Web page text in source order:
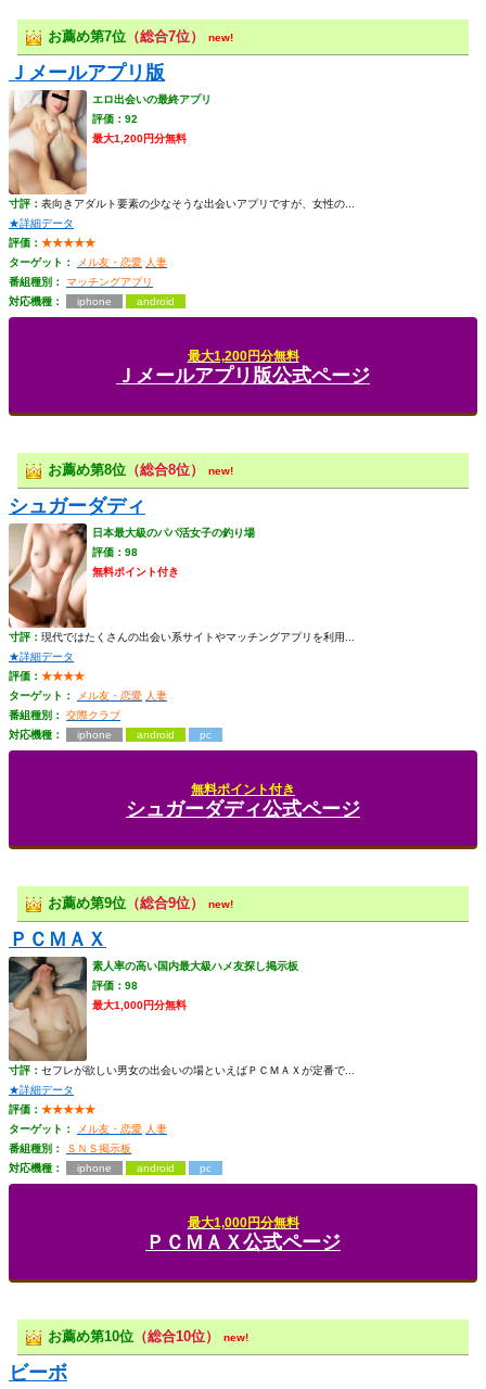
お薦め第7位 （総合7位） new!
Ｊメールアプリ版
エロ出会いの最終アプリ
評価：92
最大1,200円分無料
寸評： 表向きアダルト要素の少なそうな出会いアプリですが、女性の...
★詳細データ
評価： ★★★★★
ターゲット：
メル友・恋愛 人妻
番組種別：
マッチングアプリ
対応機種：
iphone android
最大1,200円分無料
Ｊメールアプリ版公式ページ
お薦め第8位 （総合8位） new!
シュガーダディ
日本最大級のパパ活女子の釣り場
評価：98
無料ポイント付き
寸評： 現代ではたくさんの出会い系サイトやマッチングアプリを利用...
★詳細データ
評価： ★★★★
ターゲット：
メル友・恋愛 人妻
番組種別：
交際クラブ
対応機種：
iphone android pc
無料ポイント付き
シュガーダディ公式ページ
お薦め第9位 （総合9位） new!
ＰＣＭＡＸ
素人率の高い国内最大級ハメ友探し掲示板
評価：98
最大1,000円分無料
寸評： セフレが欲しい男女の出会いの場といえばＰＣＭＡＸが定番で...
★詳細データ
評価： ★★★★★
ターゲット：
メル友・恋愛 人妻
番組種別：
ＳＮＳ掲示板
対応機種：
iphone android pc
最大1,000円分無料
ＰＣＭＡＸ公式ページ
お薦め第10位 （総合10位） new!
ビーボ